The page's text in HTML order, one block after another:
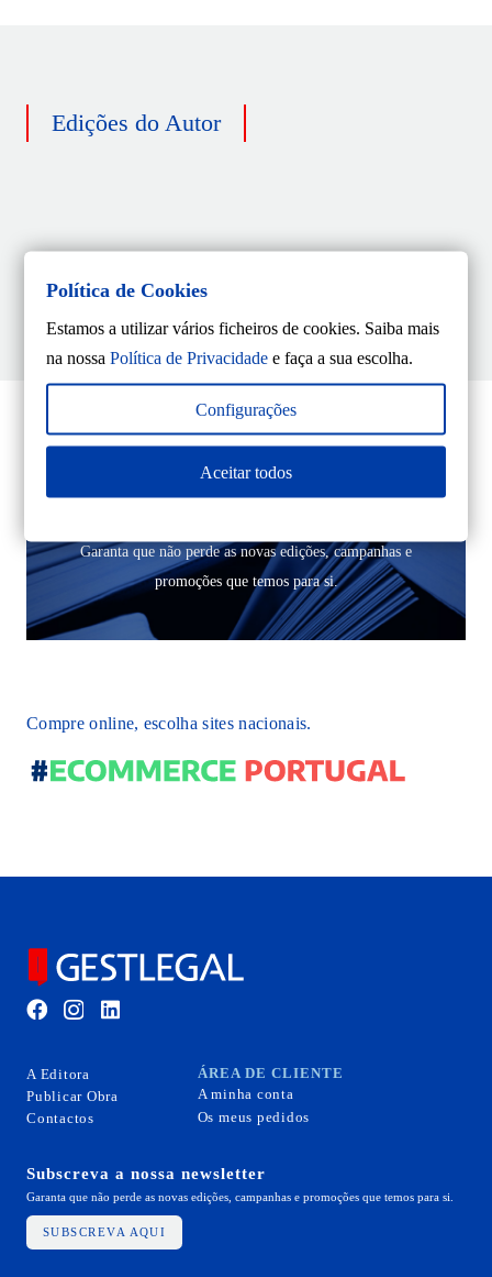
Edições do Autor
Nenhum resultado encontrado do autor
Garanta que não perde as novas edições, campanhas e
promoções que temos para si.
Compre online, escolha sites nacionais.
A Editora
Publicar Obra
Contactos
ÁREA DE CLIENTE
A minha conta
Os meus pedidos
Subscreva a nossa newsletter
Garanta que não perde as novas edições, campanhas e promoções que temos para si.
SUBSCREVA AQUI
Política de Cookies
Estamos a utilizar vários ficheiros de cookies. Saiba mais
na nossaPolítica de Privacidade e faça a sua escolha.
Configurações
Aceitar todos